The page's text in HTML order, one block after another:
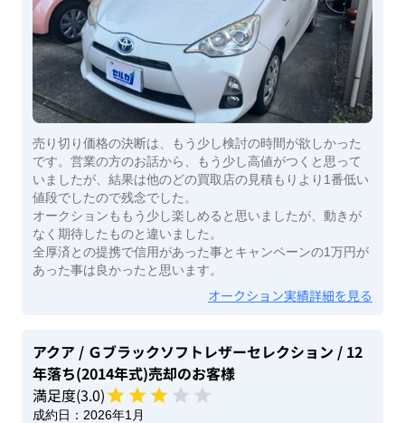
売り切り価格の決断は、もう少し検討の時間が欲しかった
です。営業の方のお話から、もう少し高値がつくと思って
いましたが、結果は他のどの買取店の見積もりより1番低い
値段でしたので残念でした。
オークションももう少し楽しめると思いましたが、動きが
なく期待したものと違いました。
全厚済との提携で信用があった事とキャンペーンの1万円が
あった事は良かったと思います。
オークション実績詳細を見る
アクア / Ｇブラックソフトレザーセレクション / 12
年落ち(2014年式)売却のお客様
満足度(3.0)
成約日： 2026年1月